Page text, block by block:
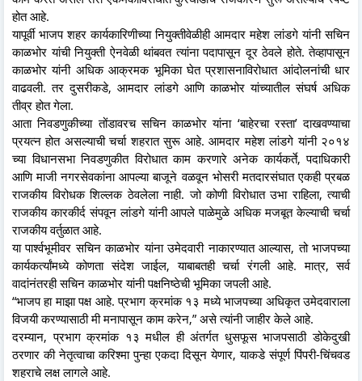
होत आहे.
यापूर्वी भाजप शहर कार्यकारिणीच्या नियुक्तीवेळीही आमदार महेश लांडगे यांनी सचिन
काळभोर यांची नियुक्ती ऐनवेळी थांबवत त्यांना पदापासून दूर ठेवले होते. तेव्हापासून
काळभोर यांनी अधिक आक्रमक भूमिका घेत प्रशासनाविरोधात आंदोलनांची धार
वाढवली. तर दुसरीकडे, आमदार लांडगे आणि काळभोर यांच्यातील संघर्ष अधिक
तीव्र होत गेला.
आता निवडणुकीच्या तोंडावरच सचिन काळभोर यांना ‘बाहेरचा रस्ता’ दाखवण्याचा
प्रयत्न होत असल्याची चर्चा शहरात सुरू आहे. आमदार महेश लांडगे यांनी २०१४
च्या विधानसभा निवडणुकीत विरोधात काम करणारे अनेक कार्यकर्ते, पदाधिकारी
आणि माजी नगरसेवकांना आपल्या बाजूने वळवून भोसरी मतदारसंघात एकही प्रबळ
राजकीय विरोधक शिल्लक ठेवलेला नाही. जो कोणी विरोधात उभा राहिला, त्याची
राजकीय कारकीर्द संपवून लांडगे यांनी आपले पाळेमुळे अधिक मजबूत केल्याची चर्चा
राजकीय वर्तुळात आहे.
या पार्श्वभूमीवर सचिन काळभोर यांना उमेदवारी नाकारण्यात आल्यास, तो भाजपच्या
कार्यकर्त्यांमध्ये कोणता संदेश जाईल, याबाबतही चर्चा रंगली आहे. मात्र, सर्व
वादांनंतरही सचिन काळभोर यांनी पक्षनिष्ठेची भूमिका जपली आहे.
“भाजप हा माझा पक्ष आहे. प्रभाग क्रमांक १३ मध्ये भाजपच्या अधिकृत उमेदवाराला
विजयी करण्यासाठी मी मनापासून काम करेन,” असे त्यांनी जाहीर केले आहे.
दरम्यान, प्रभाग क्रमांक १३ मधील ही अंतर्गत धुसफूस भाजपसाठी डोकेदुखी
ठरणार की नेतृत्वाचा करिश्मा पुन्हा एकदा दिसून येणार, याकडे संपूर्ण पिंपरी-चिंचवड
शहराचे लक्ष लागले आहे.